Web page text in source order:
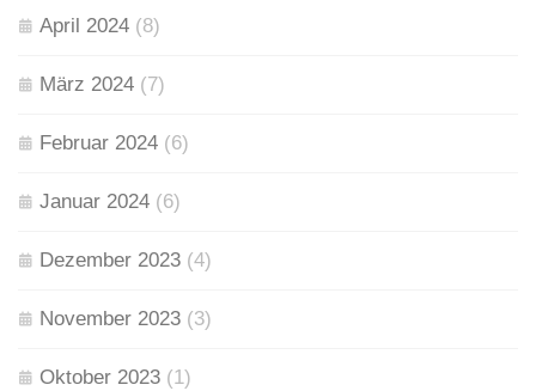
April 2024 (8)
März 2024 (7)
Februar 2024 (6)
Januar 2024 (6)
Dezember 2023 (4)
November 2023 (3)
Oktober 2023 (1)